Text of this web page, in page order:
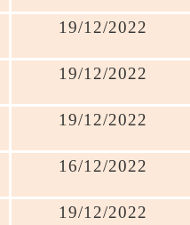
19/12/2022
19/12/2022
19/12/2022
16/12/2022
19/12/2022